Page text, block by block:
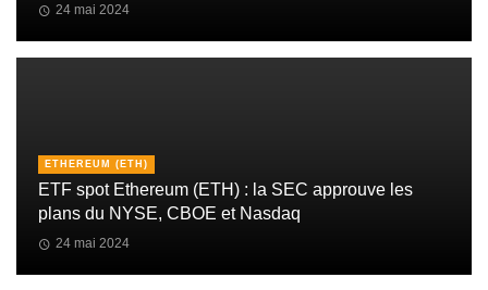
24 mai 2024
ETHEREUM (ETH)
ETF spot Ethereum (ETH) : la SEC approuve les
plans du NYSE, CBOE et Nasdaq
24 mai 2024